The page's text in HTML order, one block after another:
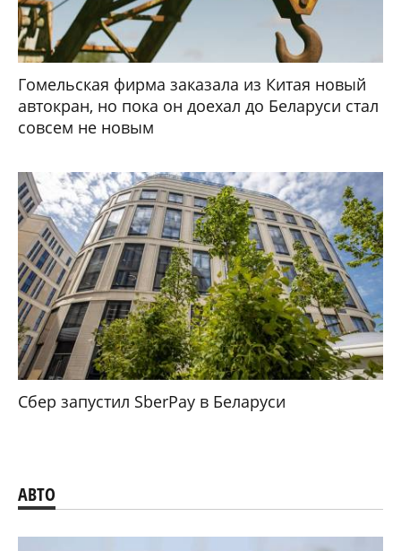
Гомельская фирма заказала из Китая новый
автокран, но пока он доехал до Беларуси стал
совсем не новым
Сбер запустил SberPay в Беларуси
АВТО